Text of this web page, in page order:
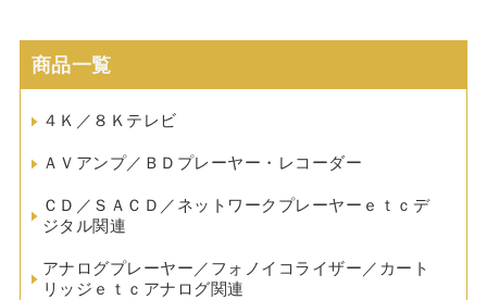
商品一覧
４Ｋ／８Ｋテレビ
ＡＶアンプ／ＢＤプレーヤー・レコーダー
ＣＤ／ＳＡＣＤ／ネットワークプレーヤーｅｔｃデ
ジタル関連
アナログプレーヤー／フォノイコライザー／カート
リッジｅｔｃアナログ関連